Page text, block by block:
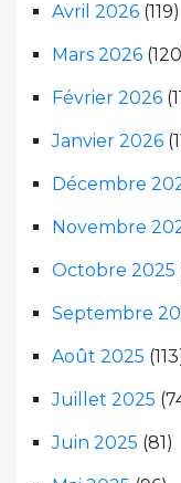
Avril 2026 (119)
Mars 2026
Février 2026
Janvier 2026
Décembre
Novembre
Octobre 2025
Septembre
Août 2025
Juillet 2025
Juin 2025 (81)